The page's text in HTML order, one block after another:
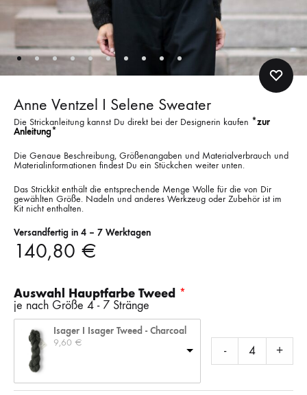
Anne Ventzel I Selene Sweater
Die Strickanleitung kannst Du direkt bei der Designerin kaufen *zur
Anleitung*
Die Genaue Beschreibung, Größenangaben und Materialverbrauch und
Materialinformationen findest Du ein Stückchen weiter unten.
Das Strickkit enthält die entsprechende Menge Wolle für die von Dir
gewählten Größe. Nadeln und anderes Werkzeug oder Zubehör ist im
Kit nicht enthalten.
Versandfertig in 4 – 7 Werktagen
140,80 €
Auswahl Hauptfarbe Tweed
je nach Größe 4 - 7 Stränge
Isager I Isager Tweed - Charcoal
9,60 €
- +